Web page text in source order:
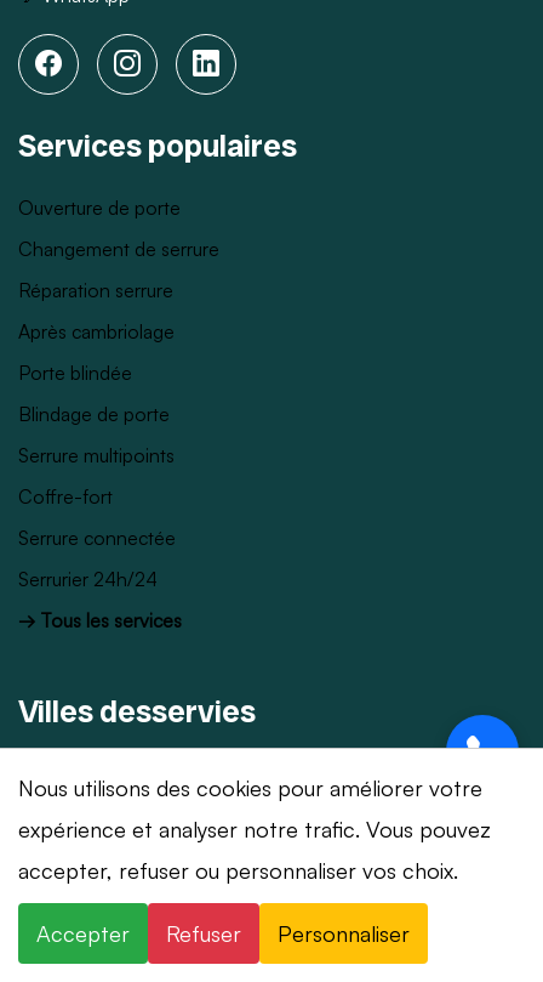
Services populaires
Ouverture de porte
Changement de serrure
Réparation serrure
Après cambriolage
Porte blindée
Blindage de porte
Serrure multipoints
Coffre-fort
Serrure connectée
Serrurier 24h/24
→ Tous les services
Villes desservies
Serrurier Vevey
Nous utilisons des cookies pour améliorer votre
expérience et analyser notre trafic. Vous pouvez
accepter, refuser ou personnaliser vos choix.
Accepter Refuser Personnaliser
⚡ Intervention en 20 min· 24h/24 · 7j/7 ·
Devis gratuit
+41 78 319 32 82
WhatsApp